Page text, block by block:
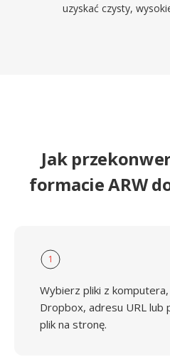
uzyskać czysty,
Jak
formacie ARW
1
Wybierz pliki z
Dropbox, adresu URL lub
plik na stronę.